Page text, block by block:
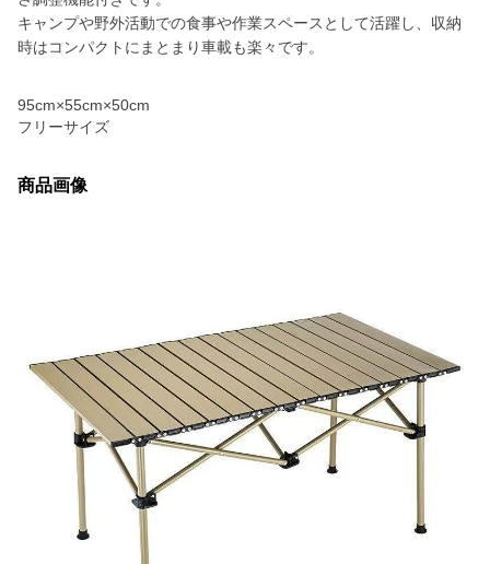
キャンプや野外活動での食事や作業スペースとして活躍し、収納
時はコンパクトにまとまり車載も楽々です。
95cm×55cm×50cm
フリーサイズ
商品画像